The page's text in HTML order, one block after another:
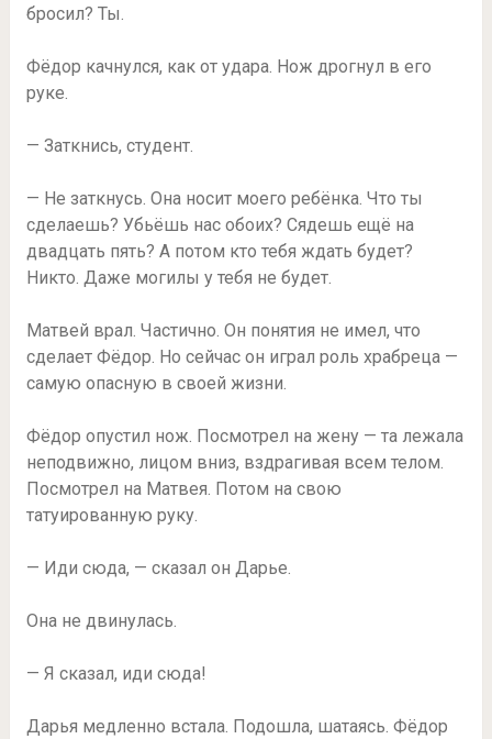
бросил? Ты.
Фёдор качнулся, как от удара. Нож дрогнул в его
руке.
— Заткнись, студент.
— Не заткнусь. Она носит моего ребёнка. Что ты
сделаешь? Убьёшь нас обоих? Сядешь ещё на
двадцать пять? А потом кто тебя ждать будет?
Никто. Даже могилы у тебя не будет.
Матвей врал. Частично. Он понятия не имел, что
сделает Фёдор. Но сейчас он играл роль храбреца —
самую опасную в своей жизни.
Фёдор опустил нож. Посмотрел на жену — та лежала
неподвижно, лицом вниз, вздрагивая всем телом.
Посмотрел на Матвея. Потом на свою
татуированную руку.
— Иди сюда, — сказал он Дарье.
Она не двинулась.
— Я сказал, иди сюда!
Дарья медленно встала. Подошла, шатаясь. Фёдор